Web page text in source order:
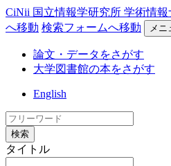
CiNii 国立情報学研究所 学術情
へ移動 検索フォームへ移動 メニ
論文・データをさがす
大学図書館の本をさがす
English
検索
タイトル